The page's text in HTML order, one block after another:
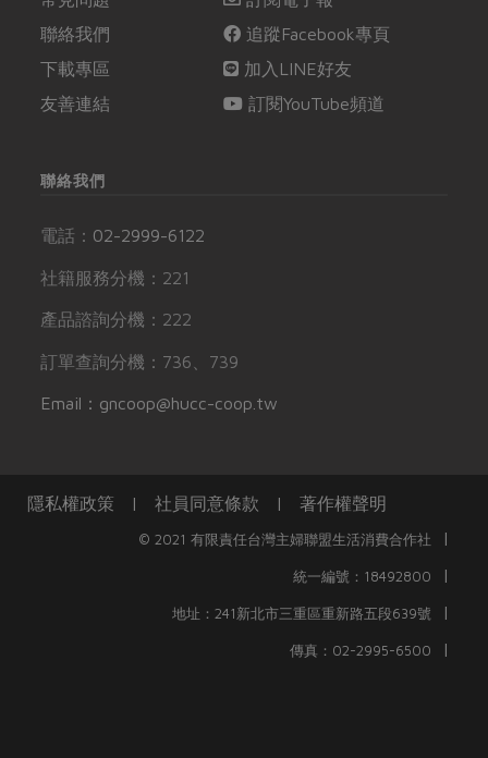
聯絡我們
下載專區
友善連結
追蹤Facebook專頁
加入LINE好友
訂閱YouTube頻道
聯絡我們
電話： 02-2999-6122
社籍服務分機：221
產品諮詢分機：222
訂單查詢分機：736、739
Email：gncoop@hucc-coop.tw
隱私權政策 | 社員同意條款 | 著作權聲明
© 2021 有限責任台灣主婦聯盟生活消費合作社 |
統一編號：18492800 |
地址：241新北市三重區重新路五段639號 |
傳真：02-2995-6500 |